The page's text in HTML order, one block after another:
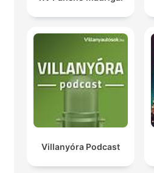
Villanyóra Podcast